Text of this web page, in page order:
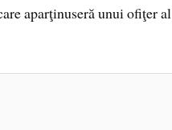
aparţinuseră unui ofiţer